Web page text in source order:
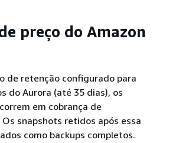
preço do Amazon
de retenção configurado para
do Aurora (até 35 dias), os
em cobrança de
snapshots retidos após essa
como backups completos.